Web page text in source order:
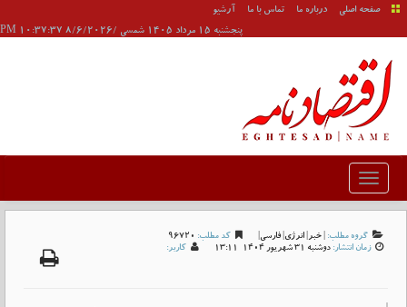
صفحه اصلی درباره ما تماس با ما
آرشیو
پنجشنبه 15 مرداد 1405 شمسی /8/6/2026 10:37:37 PM
گروه مطلب: | خبر| انرژی| فارسی| کد مطلب: 96720
زمان انتشار: دوشنبه 31 شهريور 1404-13:11 کاربر: